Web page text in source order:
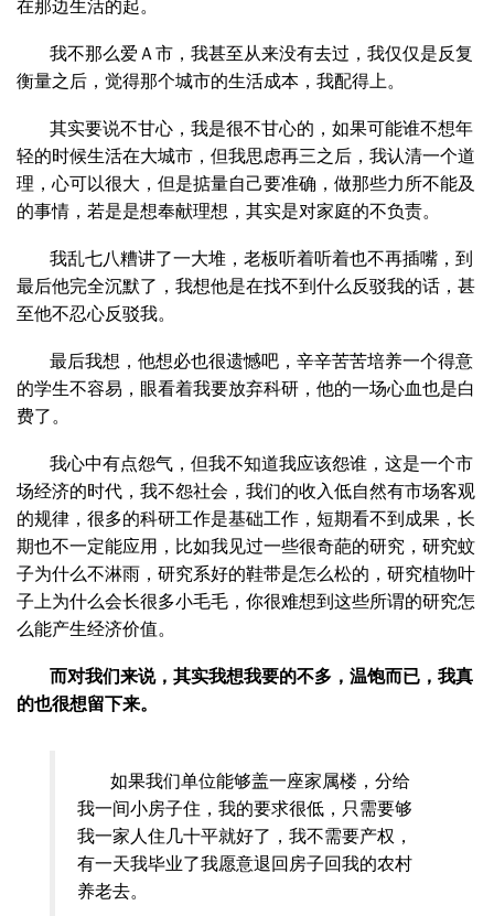
在那边生活的起。
我不那么爱Ａ市，我甚至从来没有去过，我仅仅是反复
衡量之后，觉得那个城市的生活成本，我配得上。
其实要说不甘心，我是很不甘心的，如果可能谁不想年
轻的时候生活在大城市，但我思虑再三之后，我认清一个道
理，心可以很大，但是掂量自己要准确，做那些力所不能及
的事情，若是是想奉献理想，其实是对家庭的不负责。
我乱七八糟讲了一大堆，老板听着听着也不再插嘴，到
最后他完全沉默了，我想他是在找不到什么反驳我的话，甚
至他不忍心反驳我。
最后我想，他想必也很遗憾吧，辛辛苦苦培养一个得意
的学生不容易，眼看着我要放弃科研，他的一场心血也是白
费了。
我心中有点怨气，但我不知道我应该怨谁，这是一个市
场经济的时代，我不怨社会，我们的收入低自然有市场客观
的规律，很多的科研工作是基础工作，短期看不到成果，长
期也不一定能应用，比如我见过一些很奇葩的研究，研究蚊
子为什么不淋雨，研究系好的鞋带是怎么松的，研究植物叶
子上为什么会长很多小毛毛，你很难想到这些所谓的研究怎
么能产生经济价值。
而对我们来说，其实我想我要的不多，温饱而已，我真
的也很想留下来。
如果我们单位能够盖一座家属楼，分给
我一间小房子住，我的要求很低，只需要够
我一家人住几十平就好了，我不需要产权，
有一天我毕业了我愿意退回房子回我的农村
养老去。